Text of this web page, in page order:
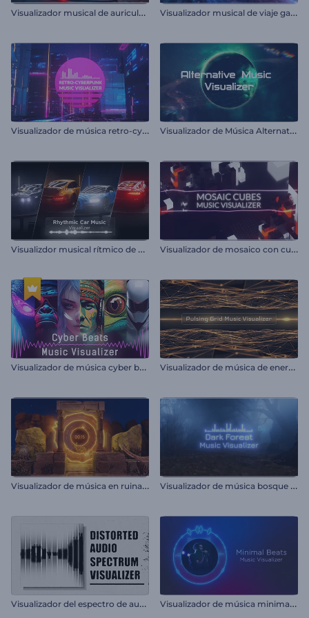
V
isualizador musical de auriculares rítmicos V
isualizador musical de viaje galáctico
V
isualizador de música retro-cyberpunk V
isualizador de Música Alternativo
V
isualizdor musical rítmico de automóvil V
isualizador de mosaico con cubos musicales
V
isualizador de música cyber beats V
isualizador de música de energía pulsante
V
isualizador de música en ruinas antiguas V
isualizador de música bosque oscuro
V
isualizador del espectro de audio distorsionado V
isualizador de música minimalista